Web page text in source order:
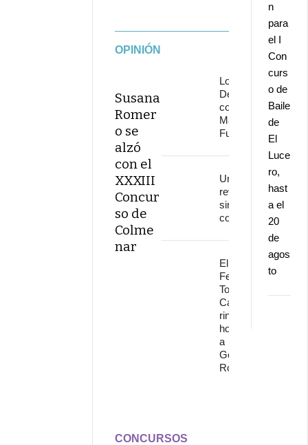
OPINIÓN
Susana
Romer
o se
alzó
con el
XXXIII
Concur
so de
Colme
nar
Los
Delinqüentes
conquistan
Marenostrum
Fuengirola
Una
revolución
sin
continuidad
El
Festival
Torre del
Cante
rinde
homenaje
a
Gonzalo
Rojo
CONCURSOS
n
para
el I
Con
curs
o de
Baile
de
El
Luce
ro,
hast
a el
20
de
agos
to